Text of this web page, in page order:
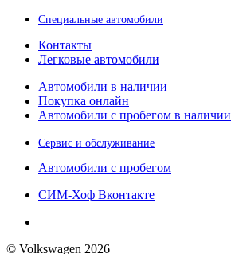
Специальные автомобили
Контакты
Легковые автомобили
Автомобили в наличии
Покупка онлайн
Автомобили с пробегом в наличии
Сервис и обслуживание
Автомобили с пробегом
СИМ-Хоф Вконтакте
© Volkswagen 2026